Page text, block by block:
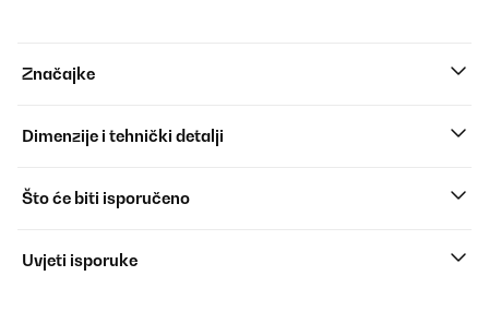
Značajke
Dimenzije i tehnički detalji
Što će biti isporučeno
Uvjeti isporuke